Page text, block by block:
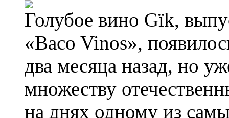
Голубое вино Gïk,
«Baco Vinos»,
два месяца назад, но
множеству
на днях одному из